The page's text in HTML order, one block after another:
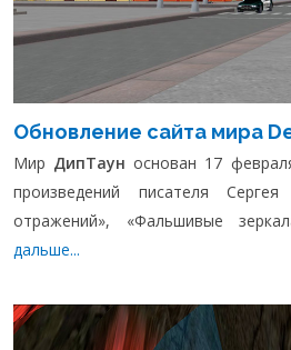
Обновление сайта мира
Мир ДипТаун основан 17
произведений писателя
отражений», «Фальшивые
дальше...